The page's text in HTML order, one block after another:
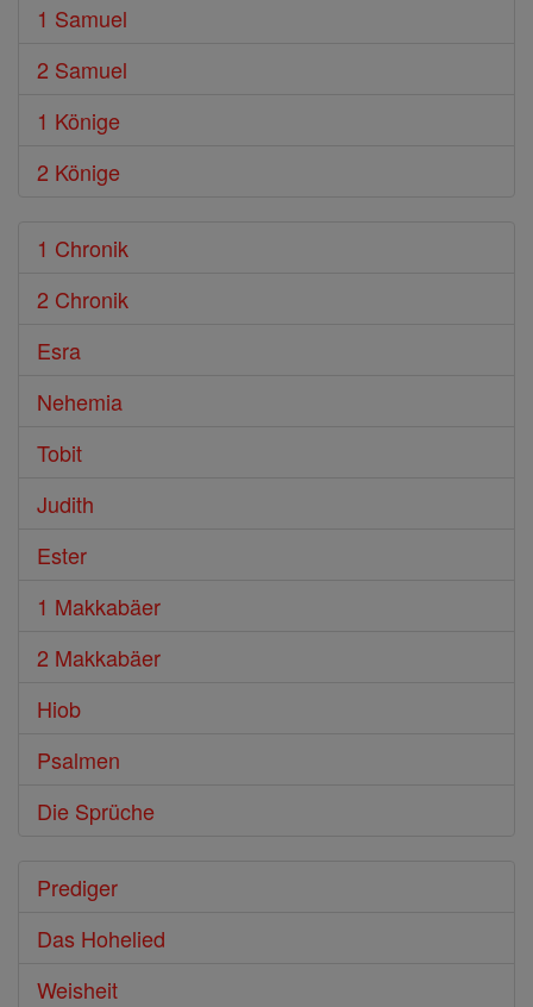
1 Samuel
2 Samuel
1 Könige
2 Könige
1 Chronik
2 Chronik
Esra
Nehemia
Tobit
Judith
Ester
1 Makkabäer
2 Makkabäer
Hiob
Psalmen
Die Sprüche
Prediger
Das Hohelied
Weisheit